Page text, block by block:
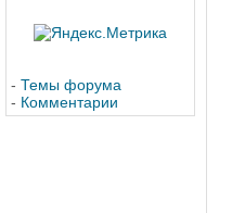
- Темы форума
- Комментарии